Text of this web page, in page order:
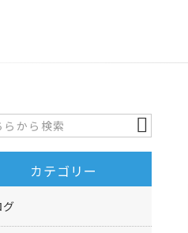
カテゴリー
グ